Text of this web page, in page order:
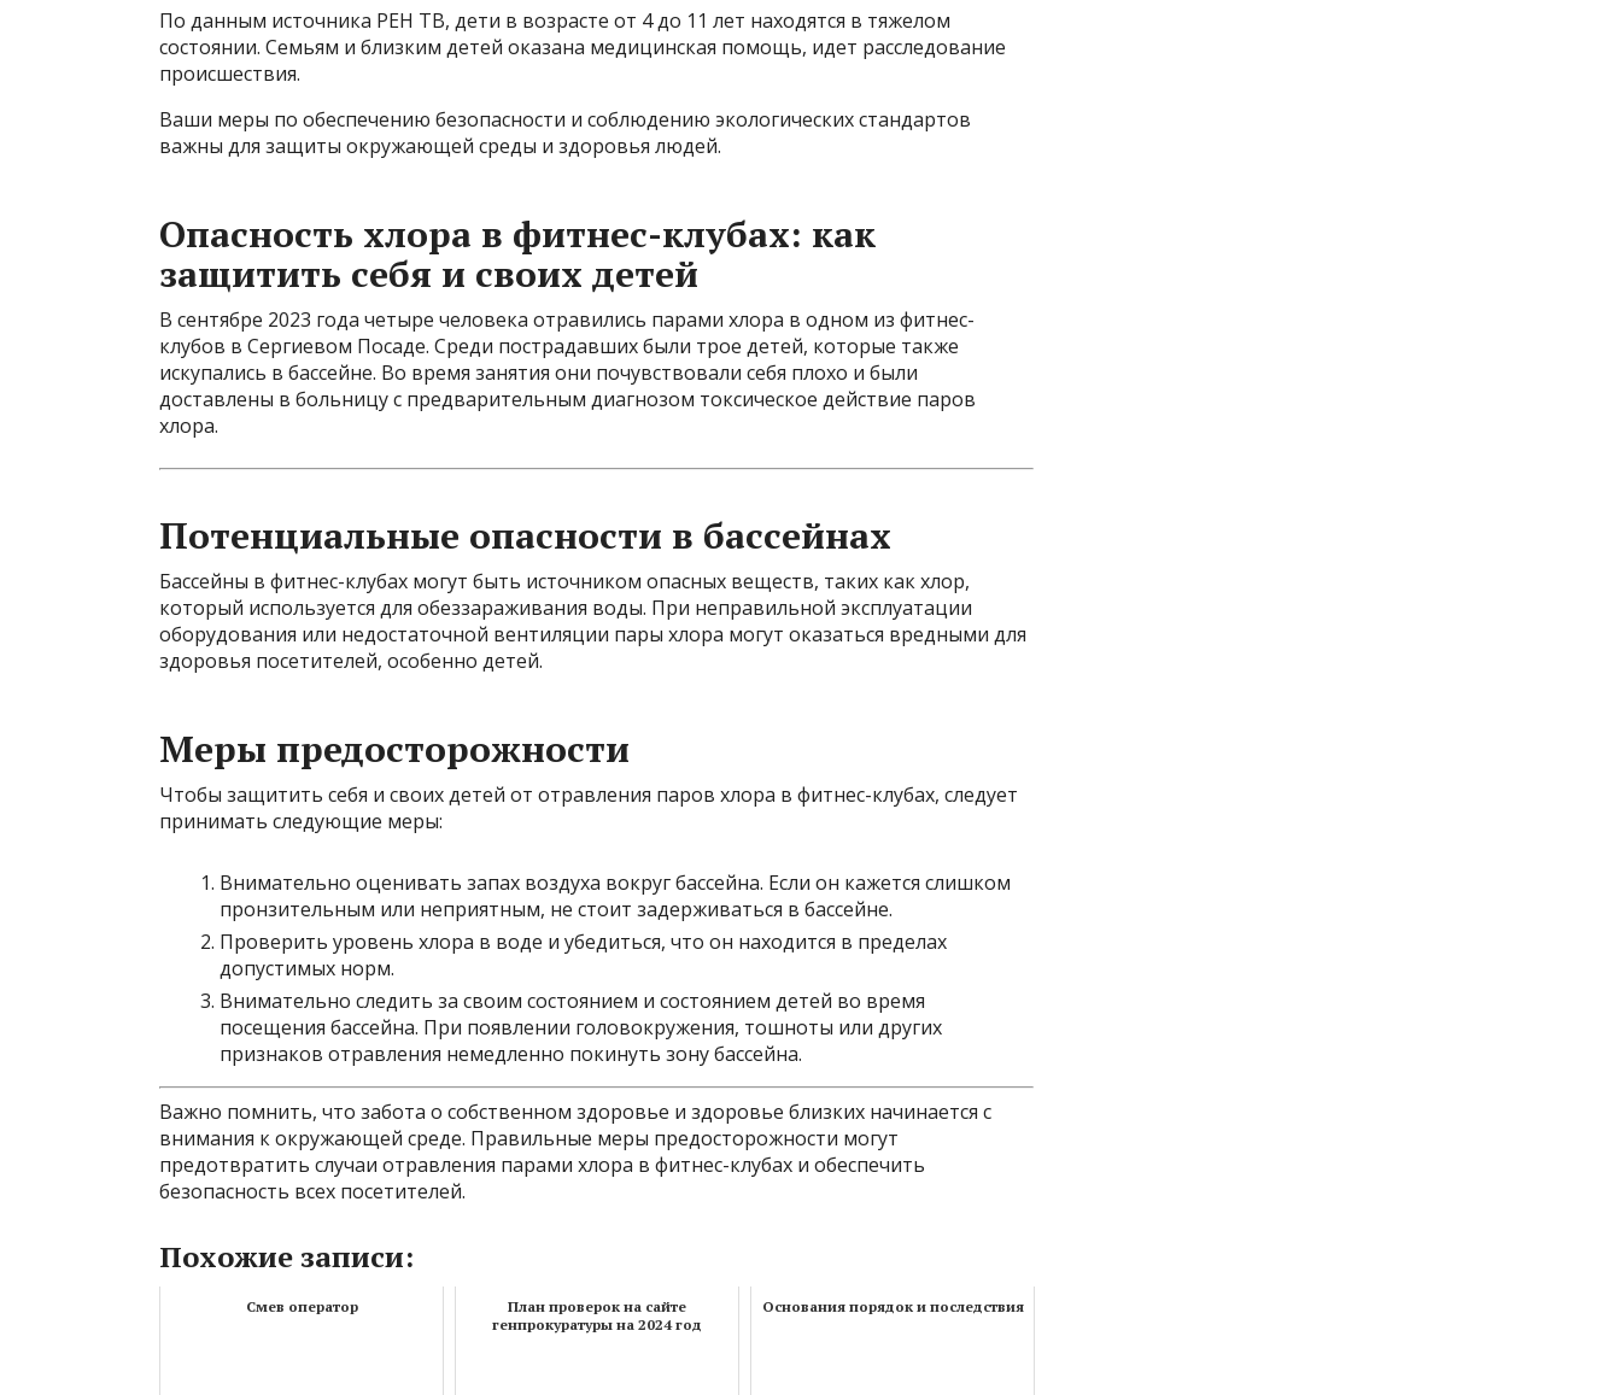
По данным источника РЕН ТВ, дети в возрасте от 4 до 11 лет находятся в тяжелом
состоянии. Семьям и близким детей оказана медицинская помощь, идет расследование
происшествия.
Ваши меры по обеспечению безопасности и соблюдению экологических стандартов
важны для защиты окружающей среды и здоровья людей.
Опасность хлора в фитнес-клубах: как
защитить себя и своих детей
В сентябре 2023 года четыре человека отравились парами хлора в одном из фитнес-
клубов в Сергиевом Посаде. Среди пострадавших были трое детей, которые также
искупались в бассейне. Во время занятия они почувствовали себя плохо и были
доставлены в больницу с предварительным диагнозом токсическое действие паров
хлора.
Потенциальные опасности в бассейнах
Бассейны в фитнес-клубах могут быть источником опасных веществ, таких как хлор,
который используется для обеззараживания воды. При неправильной эксплуатации
оборудования или недостаточной вентиляции пары хлора могут оказаться вредными для
здоровья посетителей, особенно детей.
Меры предосторожности
Чтобы защитить себя и своих детей от отравления паров хлора в фитнес-клубах, следует
принимать следующие меры:
Внимательно оценивать запах воздуха вокруг бассейна. Если он кажется слишком
пронзительным или неприятным, не стоит задерживаться в бассейне.
Проверить уровень хлора в воде и убедиться, что он находится в пределах
допустимых норм.
Внимательно следить за своим состоянием и состоянием детей во время
посещения бассейна. При появлении головокружения, тошноты или других
признаков отравления немедленно покинуть зону бассейна.
Важно помнить, что забота о собственном здоровье и здоровье близких начинается с
внимания к окружающей среде. Правильные меры предосторожности могут
предотвратить случаи отравления парами хлора в фитнес-клубах и обеспечить
безопасность всех посетителей.
Похожие записи:
Смев оператор
План проверок на сайте
генпрокуратуры на 2024 год
Основания порядок и последствия